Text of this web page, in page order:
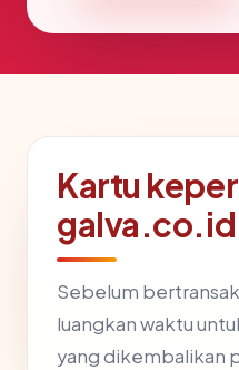
Kartu
galva.co.id
Sebelum
luangkan waktu
yang dikembalikan